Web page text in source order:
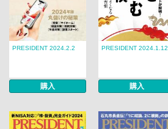
PRESIDENT 2024.2.2
購入
PRESIDENT 2024.1.12
購入